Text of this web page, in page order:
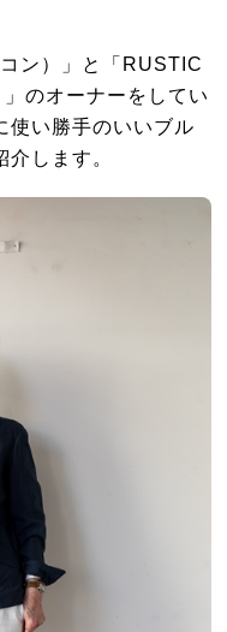
ン）」と「RUSTIC
のオーナーをしてい
使い勝手のいいブル
します。